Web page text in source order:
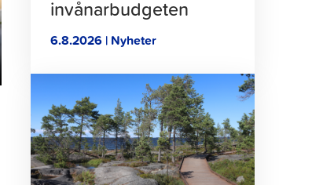
invånarbudgeten
6.8.2026 | Nyheter
för
att
läsa
artikeln